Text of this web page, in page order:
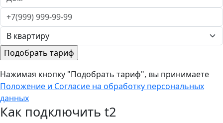
Нажимая кнопку "Подобрать тариф", вы принимаете
Положение и Согласие на обработку персональных
данных
Как подключить t2